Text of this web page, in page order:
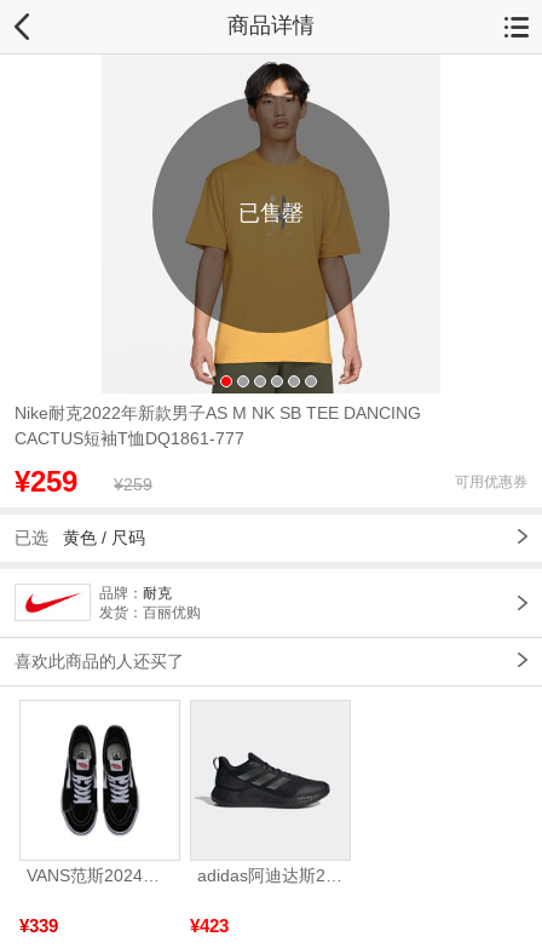
商品详情
已售罄
Nike耐克2022年新款男子AS M NK SB TEE DANCING
CACTUS短袖T恤DQ1861-777
¥259 ¥259 可用优惠券
已选 黄色 / 尺码
品牌： 耐克
发货：百丽优购
喜欢此商品的人还买了
VANS范斯2024中性SK8-HiCL帆布鞋/硫化鞋VN000D5IB8C
¥339 ¥423